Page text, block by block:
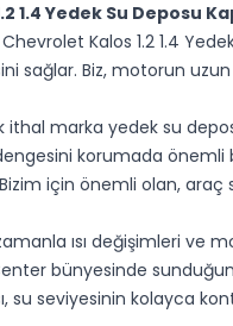
1.4 Yedek Su Deposu
Kalos 1.2 1.4
sağlar. Biz, motorun
ithal marka yedek su
korumada önemli
Bizim için önemli olan,
ısı değişimleri ve
bünyesinde
su seviyesinin kolayca